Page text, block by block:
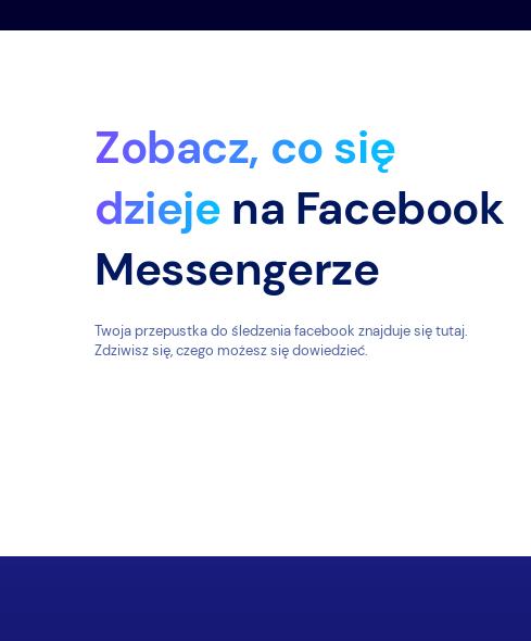
Zobacz, co się
dzieje na Facebook
Messengerze
Twoja przepustka do śledzenia facebook znajduje się tutaj.
Zdziwisz się, czego możesz się dowiedzieć.